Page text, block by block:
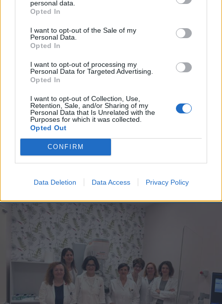
personal data.
Opted In
I want to opt-out of the Sale of my
Personal Data.
Opted In
I want to opt-out of processing my
Personal Data for Targeted Advertising.
Opted In
I want to opt-out of Collection, Use,
Retention, Sale, and/or Sharing of my
Personal Data that Is Unrelated with the
Purposes for which it was collected.
Opted Out
CONFIRM
Data Deletion Data Access Privacy Policy